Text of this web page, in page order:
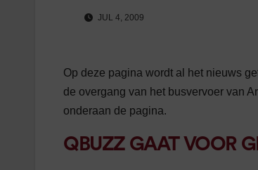
JUL 4, 2009
Op deze pagina wordt al het nieuws
de overgang van het busvervoer van
onderaan de pagina.
QBUZZ GAAT VOOR